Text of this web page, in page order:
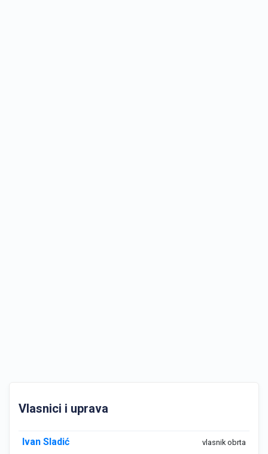
Vlasnici i uprava
Ivan Sladić vlasnik obrta